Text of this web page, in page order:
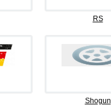
RS
Shogun